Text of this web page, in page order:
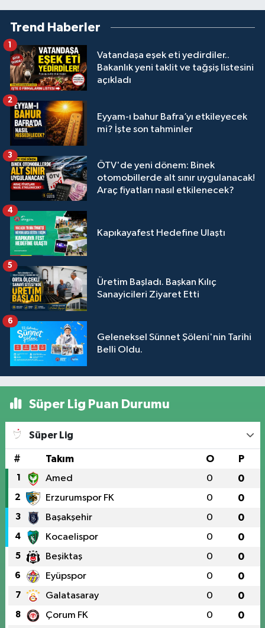
Trend Haberler
Vatandaşa eşek eti yedirdiler..
Bakanlık yeni taklit ve tağşiş listesini
açıkladı
1
Eyyam-ı bahur Bafra’yı etkileyecek
mi? İşte son tahminler
2
ÖTV'de yeni dönem: Binek
otomobillerde alt sınır uygulanacak!
Araç fiyatları nasıl etkilenecek?
3
Kapıkayafest Hedefine Ulaştı
4
Üretim Başladı. Başkan Kılıç
Sanayicileri Ziyaret Etti
5
Geleneksel Sünnet Şöleni'nin Tarihi
Belli Oldu.
6
Süper Lig Puan Durumu
Süper Lig
# Takım O P
1 Amed 0 0
2 Erzurumspor FK 0 0
3 Başakşehir 0 0
4 Kocaelispor 0 0
5 Beşiktaş 0 0
6 Eyüpspor 0 0
7 Galatasaray 0 0
8 Çorum FK 0 0